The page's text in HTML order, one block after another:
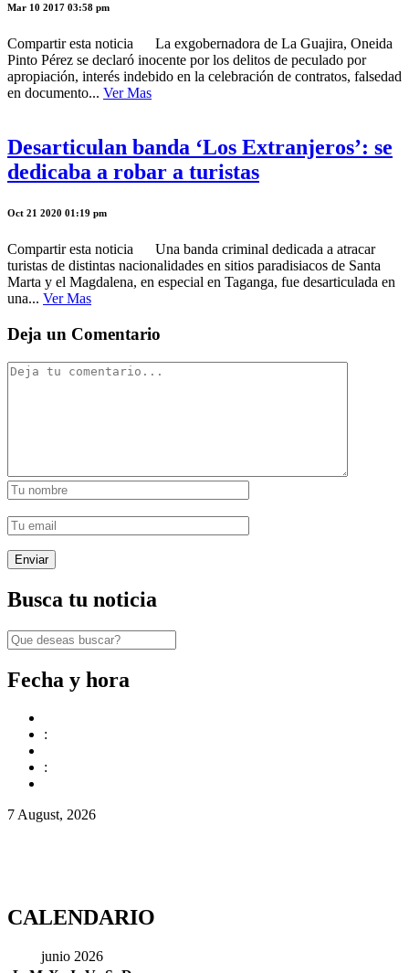
Mar 10 2017 03:58 pm
Compartir esta noticia La exgobernadora de La Guajira, Oneida
Pinto Pérez se declaró inocente por los delitos de peculado por
apropiación, interés indebido en la celebración de contratos, falsedad
en documento... Ver Mas
Desarticulan banda ‘Los Extranjeros’: se
dedicaba a robar a turistas
Oct 21 2020 01:19 pm
Compartir esta noticia Una banda criminal dedicada a atracar
turistas de distintas nacionalidades en sitios paradisiacos de Santa
Marta y el Magdalena, en especial en Taganga, fue desarticulada en
una... Ver Mas
Deja un Comentario
Busca tu noticia
Fecha y hora
:
:
7 August, 2026
CALENDARIO
junio 2026